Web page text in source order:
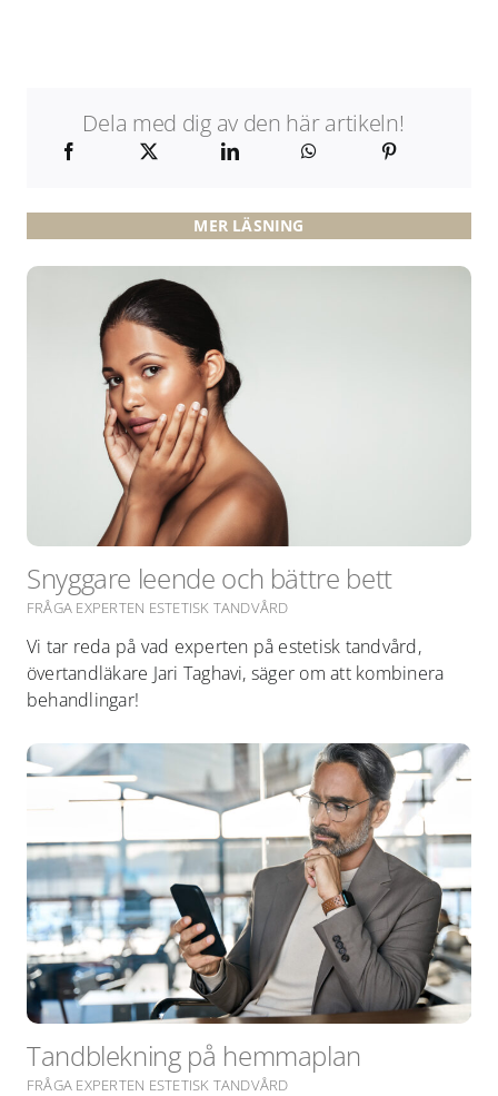
Dela med dig av den här artikeln!
MER LÄSNING
Snyggare leende och bättre bett
FRÅGA EXPERTEN ESTETISK TANDVÅRD
Vi tar reda på vad experten på estetisk tandvård,
övertandläkare Jari Taghavi, säger om att kombinera
behandlingar!
Tandblekning på hemmaplan
FRÅGA EXPERTEN ESTETISK TANDVÅRD